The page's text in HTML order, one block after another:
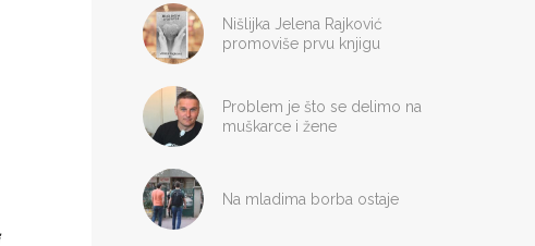
Nišlijka Jelena Rajković
promoviše prvu knjigu
Problem je što se delimo na
muškarce i žene
Na mladima borba ostaje